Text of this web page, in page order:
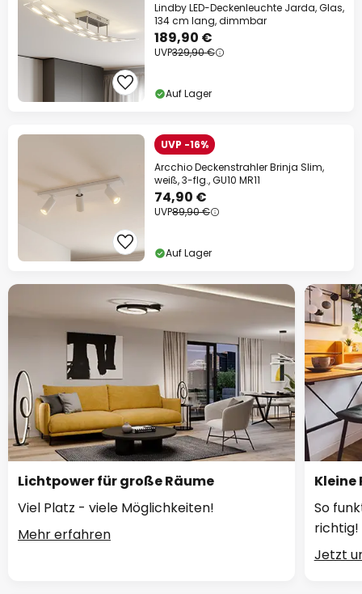
Lindby LED-Deckenleuchte Jarda, Glas,
134 cm lang, dimmbar
189,90 €
UVP329,90 €
Auf Lager
UVP -16%
Arcchio Deckenstrahler Brinja Slim,
weiß, 3-flg., GU10 MR11
74,90 €
UVP89,90 €
Auf Lager
Lichtpower für große Räume
Viel Platz - viele Möglichkeiten!
Mehr erfahren
Kleine
So
richtig!
Jetzt